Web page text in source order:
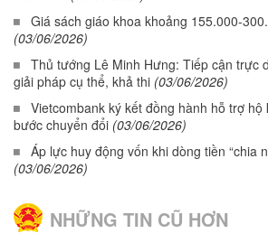
Giá sách giáo khoa khoảng 155.000-
(03/06/2026)
Thủ tướng Lê Minh Hưng: Tiếp cận trực
giải pháp cụ thể, khả thi (03/06/2026)
Vietcombank ký kết đồng hành hỗ trợ hộ
bước chuyển đổi (03/06/2026)
Áp lực huy động vốn khi dòng tiền “chia
(03/06/2026)
NHỮNG TIN CŨ HƠN